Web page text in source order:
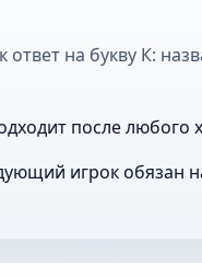
ответ на букву К:
после любого
игрок обязан